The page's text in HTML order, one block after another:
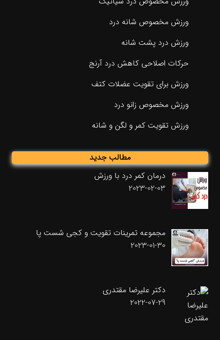
ورزش مخصوص شانه درد
ورزش درد پشت شانه
حرکات اصلاحی کاهش درد آرنج
ورزش برای تقویت عضلات کتف
ورزش مخصوص زانو درد
ورزش تقویت کمر و لگن و شانه
مطالب جدید
درمان کمر درد با ورزش
2023-02-03
مجموعه تمرینات تقویت و کجی شست پا
2023-01-30
دکتر علیرضا مقتدری
2022-07-29